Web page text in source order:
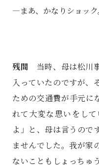
―まあ、かなりショッ
残間 当時、母は松川
入っていたのですが、
ための交通費が手元に
れて大変な思いをし
よ」と、母は言うので
ませんでした。我が家
ないこともしょっちゅ